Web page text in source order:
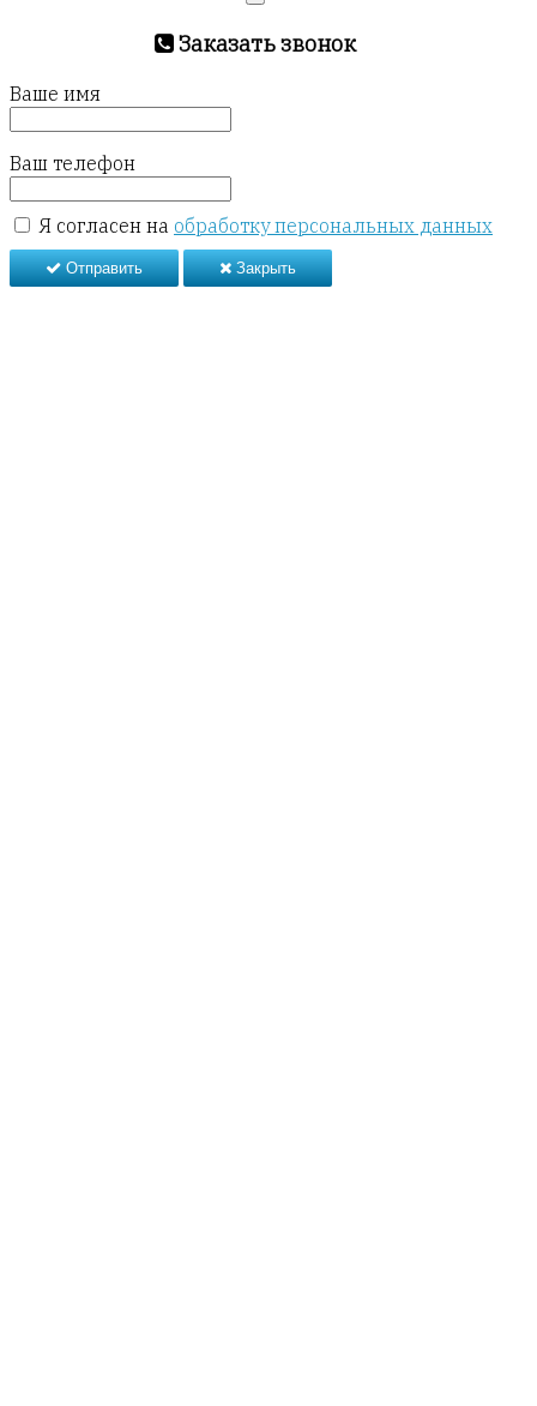
Заказать звонок
Ваше имя
Ваш телефон
Я согласен на обработку персональных данных
Отправить Закрыть